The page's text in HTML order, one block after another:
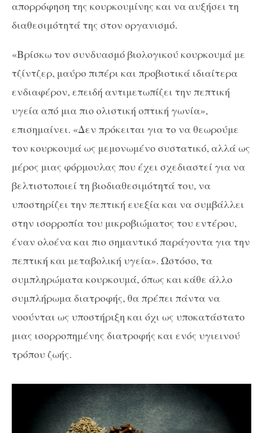
απορρόφηση της κουρκουμίνης και να αυξήσει τη
διαθεσιμότητά της στον οργανισμό.
«Βρίσκω τον συνδυασμό βιολογικού κουρκουμά με
τζίντζερ, μαύρο πιπέρι και προβιοτικά ιδιαίτερα
ενδιαφέρον, επειδή αντιμετωπίζει την πεπτική
υγεία από μια πιο ολιστική οπτική γωνία»,
επισημαίνει. «Δεν πρόκειται για το να θεωρούμε
τον κουρκουμά ως μεμονωμένο συστατικό, αλλά ως
μέρος μιας φόρμουλας που έχει σχεδιαστεί για να
βελτιστοποιεί τη βιοδιαθεσιμότητά του, να
υποστηρίζει την πεπτική ευεξία και να συμβάλλει
στην ισορροπία του μικροβιώματος του εντέρου,
έναν ολοένα και πιο σημαντικό παράγοντα για την
πεπτική και μεταβολική υγεία». Ωστόσο, τα
συμπληρώματα κουρκουμά, όπως και κάθε άλλο
συμπλήρωμα διατροφής, θα πρέπει πάντα να
νοούνται ως υποστήριξη και όχι ως υποκατάστατο
μιας ισορροπημένης διατροφής και ενός υγιεινού
τρόπου ζωής.